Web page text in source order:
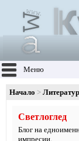
Меню
Начало
Светлоглед
Блог на
импресии.